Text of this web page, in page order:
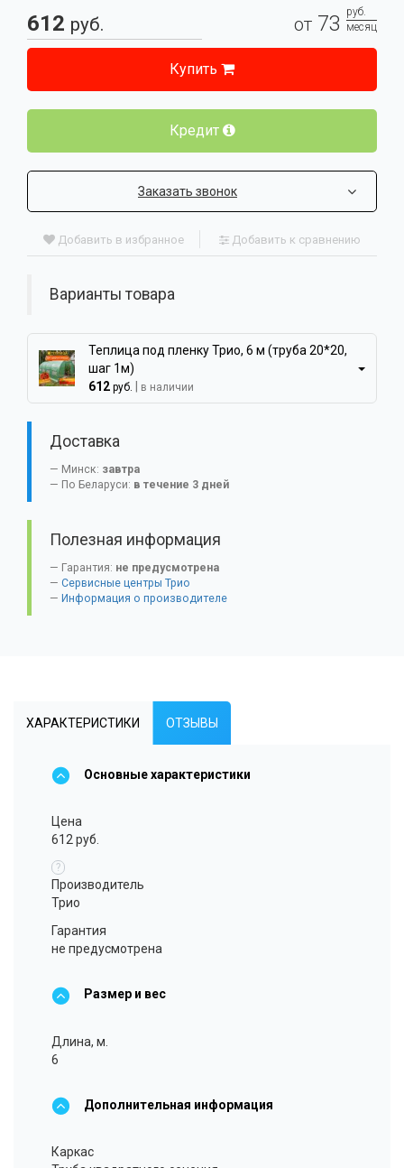
612 руб. от 73
руб.
месяц
Купить
Кредит
Заказать звонок
Добавить в избранное Добавить к сравнению
Варианты товара
Теплица под пленку Трио, 6 м (труба 20*20,
шаг 1м)
612 руб. в наличии
Доставка
Минск: завтра
По Беларуси: в течение 3 дней
Полезная информация
Гарантия: не предусмотрена
Сервисные центры Трио
Информация о производителе
ХАРАКТЕРИСТИКИ ОТЗЫВЫ
Основные характеристики
Цена
612 руб.
?
Производитель
Трио
Гарантия
не предусмотрена
Размер и вес
Длина, м.
6
Дополнительная информация
Каркас